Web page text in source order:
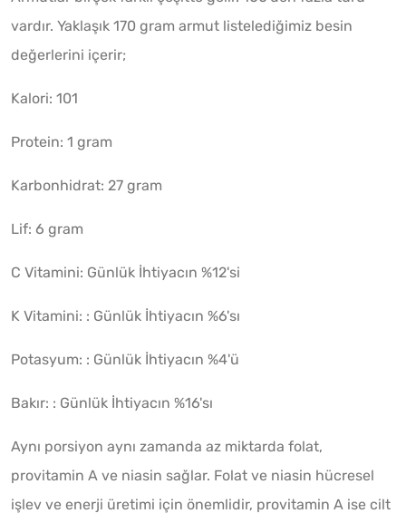
vardır. Yaklaşık 170 gram armut listelediğimiz besin
değerlerini içerir;
Kalori: 101
Protein: 1 gram
Karbonhidrat: 27 gram
Lif: 6 gram
C Vitamini: Günlük İhtiyacın %12'si
K Vitamini: : Günlük İhtiyacın %6'sı
Potasyum: : Günlük İhtiyacın %4'ü
Bakır: : Günlük İhtiyacın %16'sı
Aynı porsiyon aynı zamanda az miktarda folat,
provitamin A ve niasin sağlar. Folat ve niasin hücresel
işlev ve enerji üretimi için önemlidir, provitamin A ise cilt